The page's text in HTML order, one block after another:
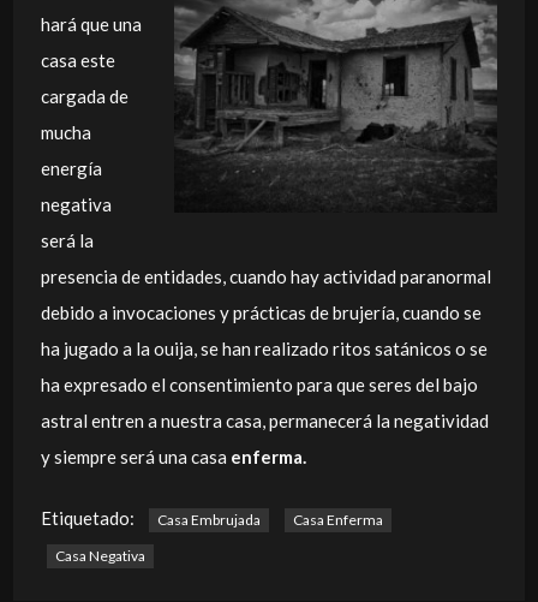
hará que una
casa este
cargada de
mucha
energía
negativa
será la
presencia de entidades, cuando hay actividad paranormal
debido a invocaciones y prácticas de brujería, cuando se
ha jugado a la ouija, se han realizado ritos satánicos o se
ha expresado el consentimiento para que seres del bajo
astral entren a nuestra casa, permanecerá la negatividad
y siempre será una casa enferma.
Etiquetado: Casa Embrujada
Casa Enferma
Casa Negativa